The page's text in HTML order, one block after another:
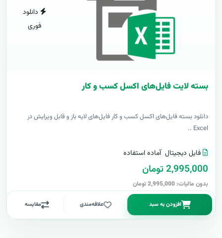
دانلود
فوری
بسته لایت فایل‌های اکسل کسب و کار
دانلود بسته فایل‌های اکسل کسب و کار فایل‌های لایه باز و قابل ویرایش در
Excel ..
فایل دیجیتال آماده استفاده
2,995,000 تومان
بدون مالیات: 2,995,000 تومان
افزودن به سبد علاقه‌مندی مقایسه